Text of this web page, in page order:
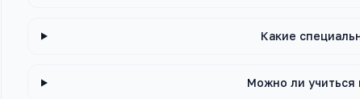
Какие
Можно ли учиться